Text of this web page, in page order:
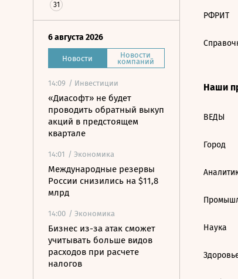
31
6 августа 2026
Новости Новости
компаний
14:09 / Инвестиции
«Диасофт» не будет
проводить обратный выкуп
акций в предстоящем
квартале
14:01 / Экономика
Международные резервы
России снизились на $11,8
млрд
14:00 / Экономика
Бизнес из-за атак сможет
учитывать больше видов
расходов при расчете
налогов
РФРИТ
Наши
ВЕДЫ
Город
Наука